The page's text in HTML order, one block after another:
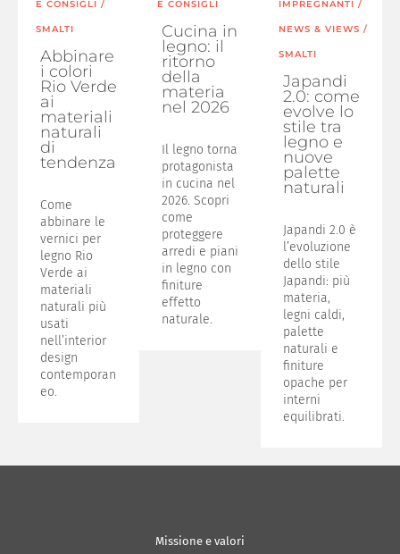
E CONSIGLI /
SMALTI
Abbinare
i colori
Rio Verde
ai
materiali
naturali
di
tendenza
Come
abbinare le
vernici per
legno Rio
Verde ai
materiali
naturali più
usati
nell’interior
design
contemporan
eo.
E CONSIGLI
Cucina in
legno: il
ritorno
della
materia
nel 2026
Il legno torna
protagonista
in cucina nel
2026. Scopri
come
proteggere
arredi e piani
in legno con
finiture
effetto
naturale.
IMPREGNANTI /
NEWS & VIEWS /
SMALTI
Japandi
2.0: come
evolve lo
stile tra
legno e
nuove
palette
naturali
Japandi 2.0 è
l’evoluzione
dello stile
Japandi: più
materia,
legni caldi,
palette
naturali e
finiture
opache per
interni
equilibrati.
Missione e valori